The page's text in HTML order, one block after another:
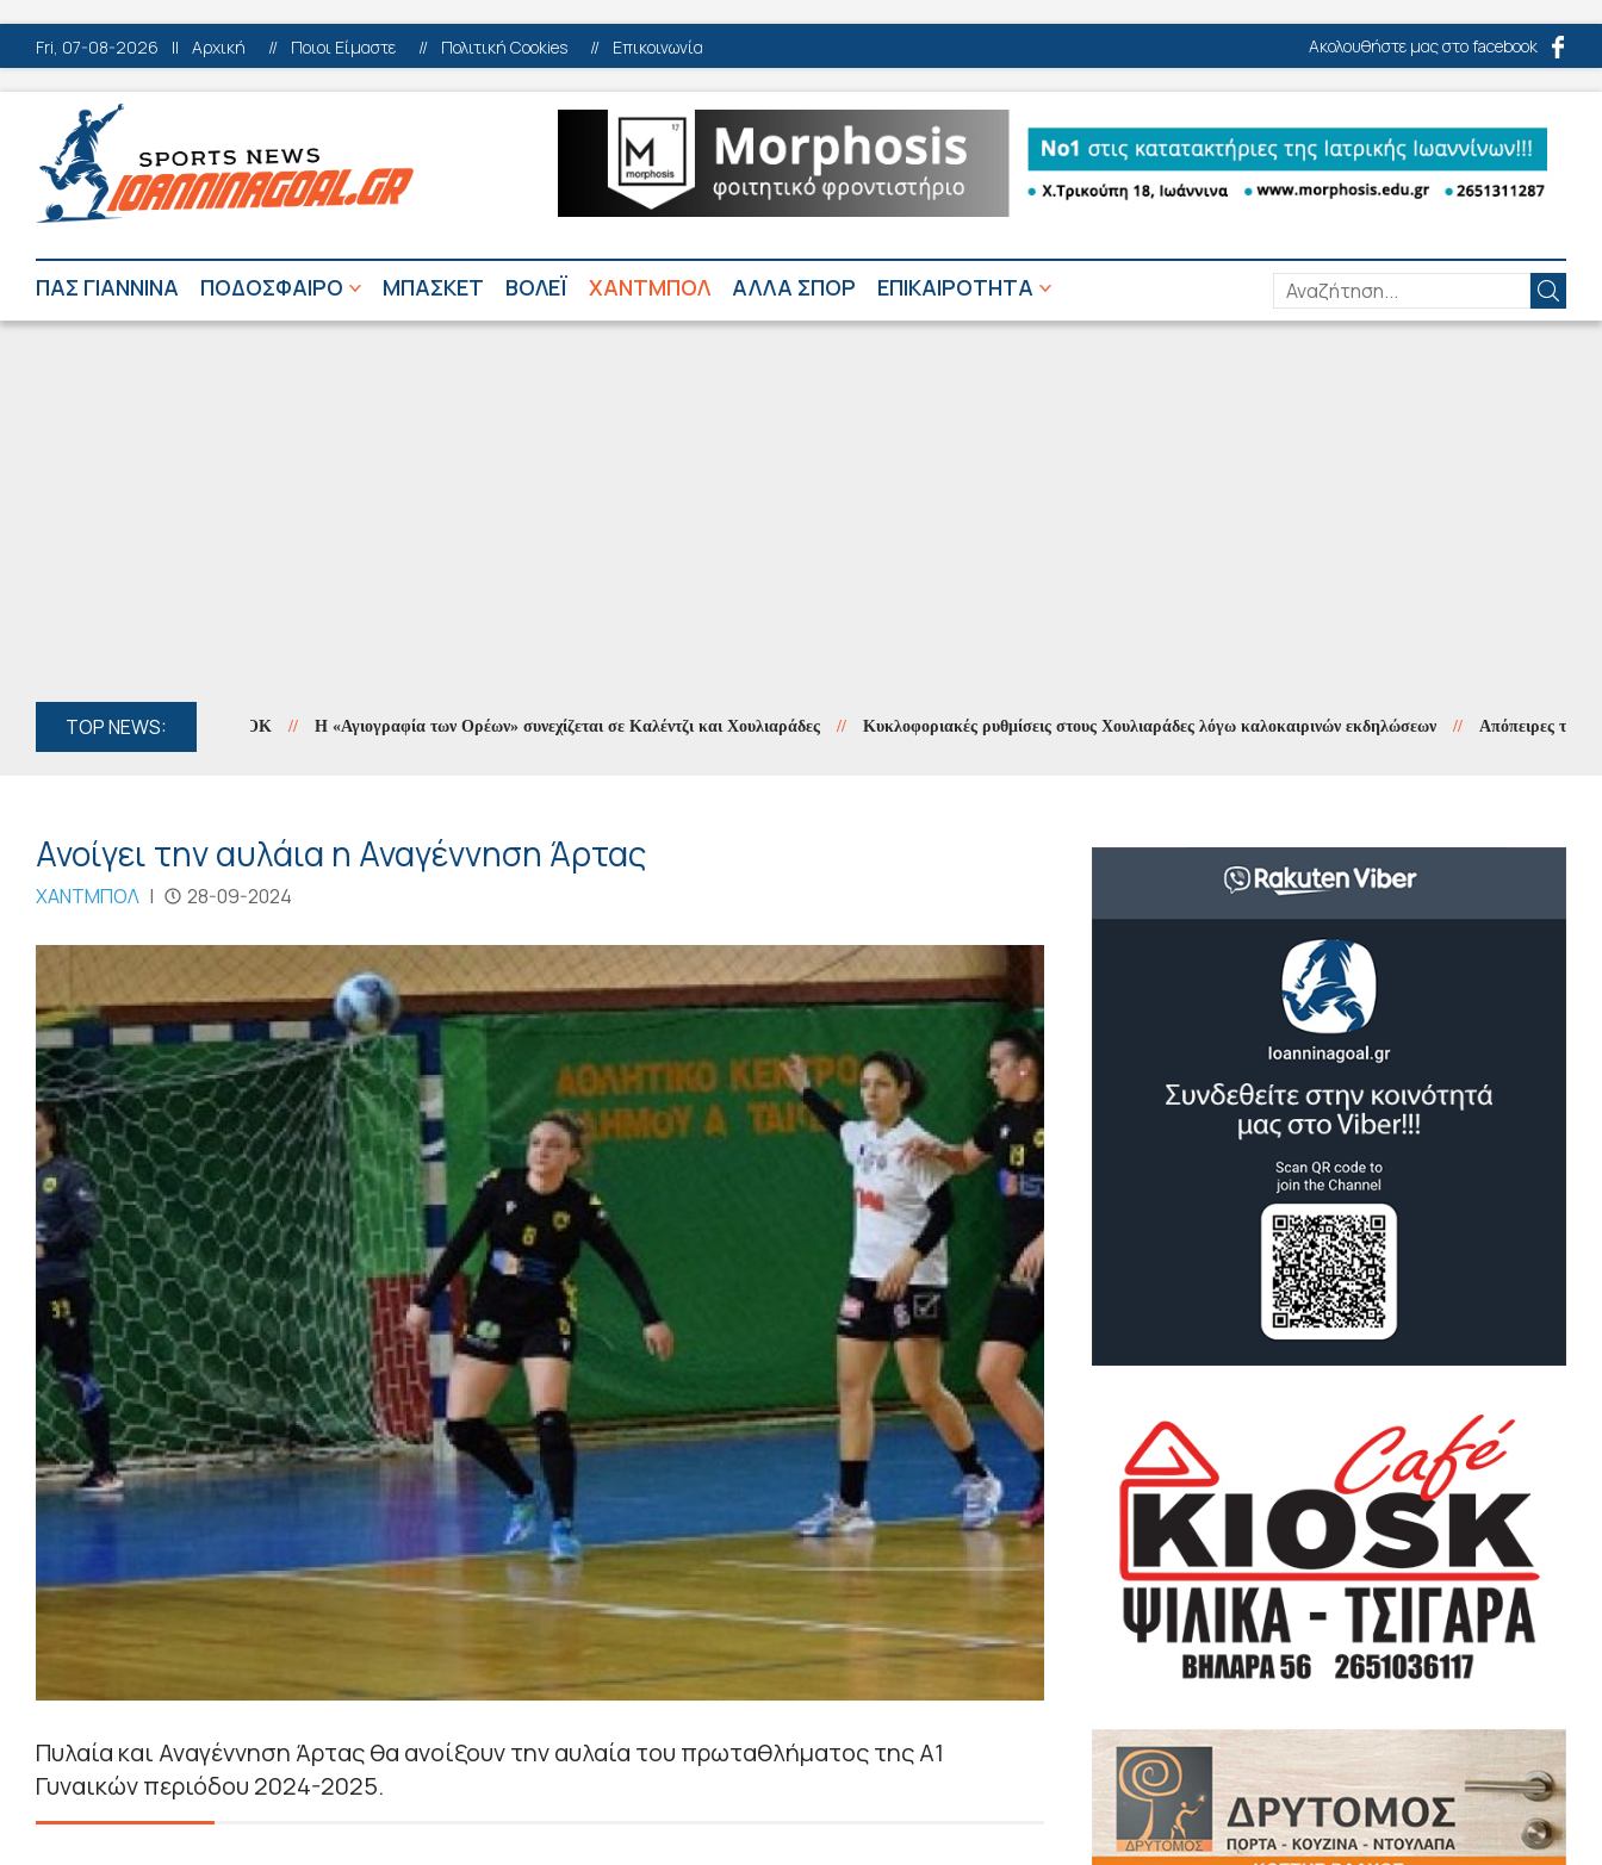
Fri, 07-08-2026 || Αρχική // Ποιοι Είμαστε // Πολιτική Cookies // Επικοινωνία Ακολουθήστε μας στο facebook
ΠΑΣ ΓΙΑΝΝΙΝΑ ΠΟΔΟΣΦΑΙΡΟ ΜΠΑΣΚΕΤ ΒΟΛΕΪ ΧΑΝΤΜΠΟΛ ΑΛΛΑ ΣΠΟΡ ΕΠΙΚΑΙΡΟΤΗΤΑ
TOP NEWS: Η «Αγιογραφία των Ορέων» συνεχίζεται σε Καλέντζι και Χουλιαράδες // Κυκλοφοριακές ρυθμίσεις στους Χουλιαράδες λόγω καλοκαιρινών εκδηλώσεων // Απόπειρες τηλεφωνικής
Ανοίγει την αυλάια η Αναγέννηση Άρτας
ΧΑΝΤΜΠΟΛ | 28-09-2024
Πυλαία και Αναγέννηση Άρτας θα ανοίξουν την αυλαία του πρωταθλήματος της Α1
Γυναικών περιόδου 2024-2025.